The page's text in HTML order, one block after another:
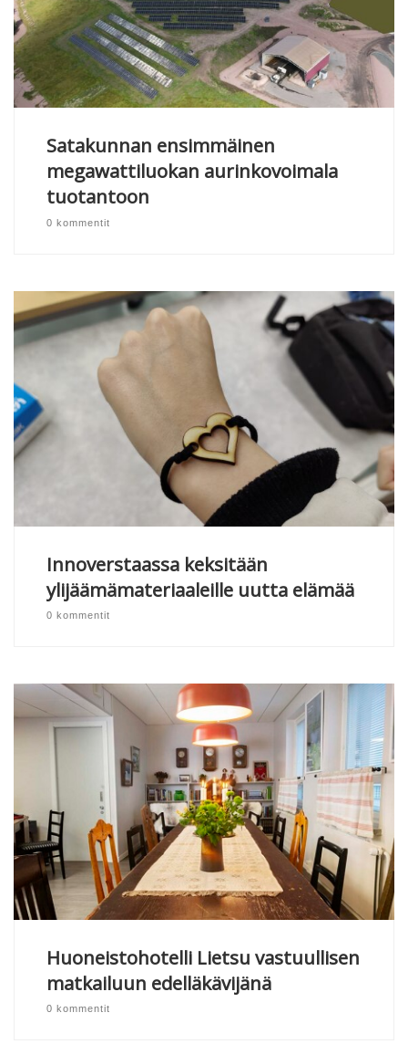
Satakunnan ensimmäinen
megawattiluokan aurinkovoimala
tuotantoon
0 kommentit
Innoverstaassa keksitään
ylijäämämateriaaleille uutta elämää
0 kommentit
Huoneistohotelli Lietsu vastuullisen
matkailuun edelläkävijänä
0 kommentit